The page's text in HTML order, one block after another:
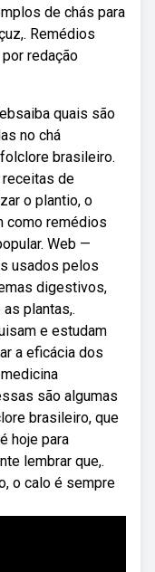
de chás para
Remédios
redação
quais são
no chá
brasileiro.
de
o plantio, o
como remédios
Web —
usados pelos
digestivos,
plantas,.
e estudam
a eficácia dos
são algumas
brasileiro, que
hoje para
lembrar que,.
o calo é sempre